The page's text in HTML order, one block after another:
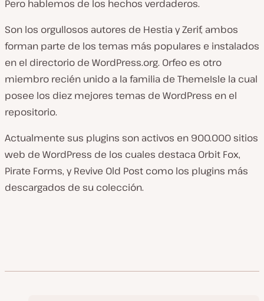
Pero hablemos de los hechos verdaderos.
Son los orgullosos autores de Hestia y Zerif, ambos
forman parte de los temas más populares e instalados
en el directorio de WordPress.org. Orfeo es otro
miembro recién unido a la familia de ThemeIsle la cual
posee los diez mejores temas de WordPress en el
repositorio.
Actualmente sus plugins son activos en 900.000 sitios
web de WordPress de los cuales destaca Orbit Fox,
Pirate Forms, y Revive Old Post como los plugins más
descargados de su colección.